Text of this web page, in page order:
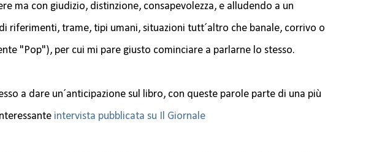
ma con giudizio, distinzione, consapevolezza, e alludendo a un
riferimenti, trame, tipi umani, situazioni tutt´altro che banale, corrivo o
"Pop"), per cui mi pare giusto cominciare a parlarne lo stesso.
a dare un´anticipazione sul libro, con queste parole parte di una più
intervista pubblicata su Il Giornale